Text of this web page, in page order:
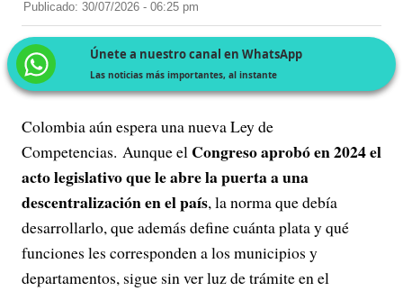
Publicado: 30/07/2026 - 06:25 pm
Únete a nuestro canal en WhatsApp
Las noticias más importantes, al instante
Colombia aún espera una nueva Ley de
Competencias. Aunque el Congreso aprobó en 2024 el
acto legislativo que le abre la puerta a una
descentralización en el país, la norma que debía
desarrollarlo, que además define cuánta plata y qué
funciones les corresponden a los municipios y
departamentos, sigue sin ver luz de trámite en el